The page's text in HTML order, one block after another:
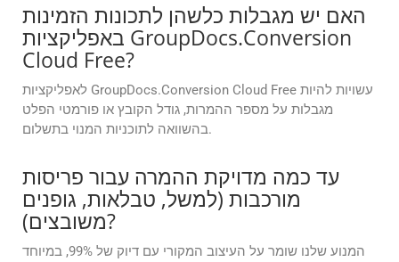
האם יש מגבלות כלשהן לתכונות הזמינות
באפליקציות GroupDocs.Conversion
Cloud Free?
לאפליקציות GroupDocs.Conversion Cloud Free עשויות להיות
מגבלות על מספר ההמרות, גודל הקובץ או פורמטי הפלט
בהשוואה לתוכניות המנוי בתשלום.
עד כמה מדויקת ההמרה עבור פריסות
מורכבות (למשל, טבלאות, גופנים
משובצים)?
המנוע שלנו שומר על העיצוב המקורי עם דיוק של 99%, במיוחד